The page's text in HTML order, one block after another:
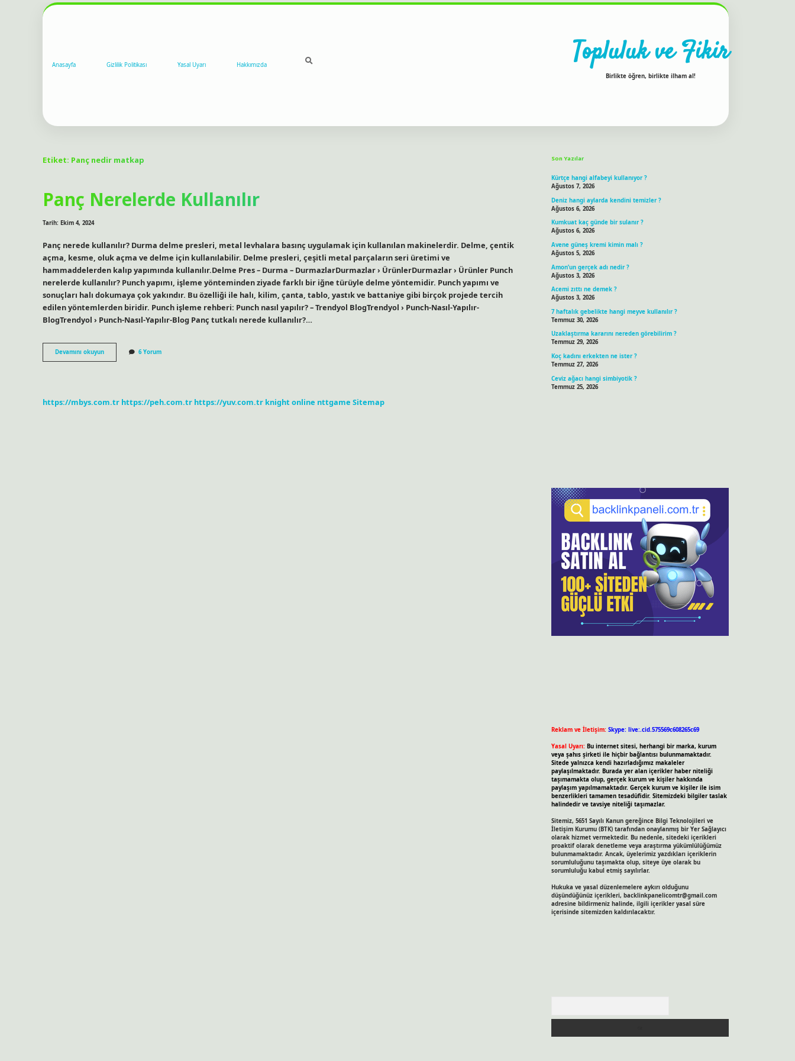
Anasayfa Gizlilik Politikası Yasal Uyarı Hakkımızda Topluluk ve Fikir
Birlikte öğren, birlikte ilham al!
Etiket: Panç nedir matkap
Panç Nerelerde Kullanılır
Tarih: Ekim 4, 2024
Panç nerede kullanılır? Durma delme presleri, metal levhalara basınç uygulamak için kullanılan makinelerdir. Delme, çentik
açma, kesme, oluk açma ve delme için kullanılabilir. Delme presleri, çeşitli metal parçaların seri üretimi ve
hammaddelerden kalıp yapımında kullanılır.Delme Pres – Durma – DurmazlarDurmazlar › ÜrünlerDurmazlar › Ürünler Punch
nerelerde kullanılır? Punch yapımı, işleme yönteminden ziyade farklı bir iğne türüyle delme yöntemidir. Punch yapımı ve
sonuçları halı dokumaya çok yakındır. Bu özelliği ile halı, kilim, çanta, tablo, yastık ve battaniye gibi birçok projede tercih
edilen yöntemlerden biridir. Punch işleme rehberi: Punch nasıl yapılır? – Trendyol BlogTrendyol › Punch-Nasıl-Yapılır-
BlogTrendyol › Punch-Nasıl-Yapılır-Blog Panç tutkalı nerede kullanılır?…
Devamını okuyunPanç
Nerelerde
6 Yorum
https://mbys.com.tr https://peh.com.tr https://yuv.com.tr knight online nttgame Sitemap
Son Yazılar
Kürtçe hangi alfabeyi kullanıyor ?
Ağustos 7, 2026
Deniz hangi aylarda kendini temizler ?
Ağustos 6, 2026
Kumkuat kaç günde bir sulanır ?
Ağustos 6, 2026
Avene güneş kremi kimin malı ?
Ağustos 5, 2026
Amon’un gerçek adı nedir ?
Ağustos 3, 2026
Acemi zıttı ne demek ?
Ağustos 3, 2026
7 haftalık gebelikte hangi meyve kullanılır ?
Temmuz 30, 2026
Uzaklaştırma kararını nereden görebilirim ?
Temmuz 29, 2026
Koç kadını erkekten ne ister ?
Temmuz 27, 2026
Ceviz ağacı hangi simbiyotik ?
Temmuz 25, 2026
Reklam ve İletişim: Skype: live:.cid.575569c608265c69
Yasal Uyarı: Bu internet sitesi, herhangi bir marka, kurum
veya şahıs şirketi ile hiçbir bağlantısı bulunmamaktadır.
Sitede yalnızca kendi hazırladığımız makaleler
paylaşılmaktadır. Burada yer alan içerikler haber niteliği
taşımamakta olup, gerçek kurum ve kişiler hakkında
paylaşım yapılmamaktadır. Gerçek kurum ve kişiler ile isim
benzerlikleri tamamen tesadüfidir. Sitemizdeki bilgiler taslak
halindedir ve tavsiye niteliği taşımazlar.
Sitemiz, 5651 Sayılı Kanun gereğince Bilgi Teknolojileri ve
İletişim Kurumu (BTK) tarafından onaylanmış bir Yer Sağlayıcı
olarak hizmet vermektedir. Bu nedenle, sitedeki içerikleri
proaktif olarak denetleme veya araştırma yükümlülüğümüz
bulunmamaktadır. Ancak, üyelerimiz yazdıkları içeriklerin
sorumluluğunu taşımakta olup, siteye üye olarak bu
sorumluluğu kabul etmiş sayılırlar.
Hukuka ve yasal düzenlemelere aykırı olduğunu
düşündüğünüz içerikleri, backlinkpanelicomtr@gmail.com
adresine bildirmeniz halinde, ilgili içerikler yasal süre
içerisinde sitemizden kaldırılacaktır.